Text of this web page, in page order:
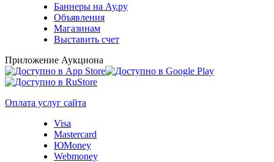
Баннеры на Ау.ру
Объявления
Магазинам
Выставить счет
Приложение Аукциона
Оплата услуг сайта
Visa
Mastercard
ЮMoney
Webmoney